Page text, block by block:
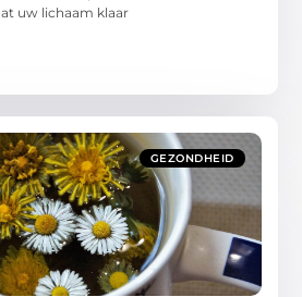
uw lichaam klaar
GEZONDHEID